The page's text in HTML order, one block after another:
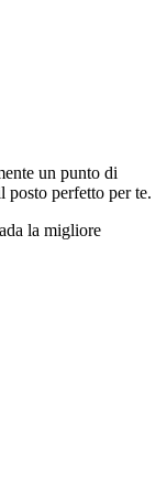
un punto di
posto perfetto per te.
la migliore